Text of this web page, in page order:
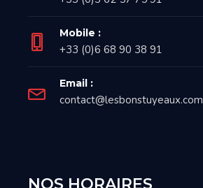
Mobile :
+33 (0)6 68 90 38 91
Email :
contact@lesbonstuyeaux.com
NOS HORAIRES